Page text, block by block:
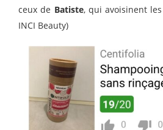
ceux de Batiste, qui avoisinent les
INCI Beauty)